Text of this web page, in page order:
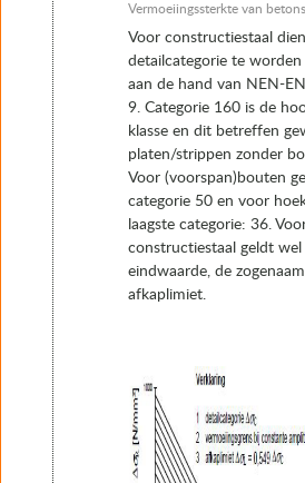
Vermoeiingssterkte van
Voor constructiestaal
detailcategorie te worden
aan de hand van NEN-
9. Categorie 160 is de
klasse en dit betreffen
platen/strippen zonder
Voor (voorspan)bouten
categorie 50 en voor
laagste categorie: 36.
constructiestaal geldt wel
eindwaarde, de
afkaplimiet.